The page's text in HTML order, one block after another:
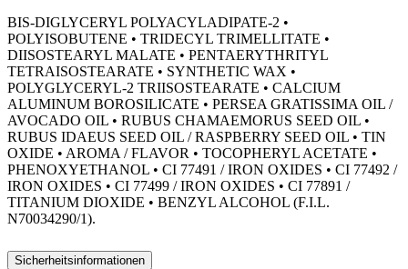
BIS-DIGLYCERYL POLYACYLADIPATE-2 •
POLYISOBUTENE • TRIDECYL TRIMELLITATE •
DIISOSTEARYL MALATE • PENTAERYTHRITYL
TETRAISOSTEARATE • SYNTHETIC WAX •
POLYGLYCERYL-2 TRIISOSTEARATE • CALCIUM
ALUMINUM BOROSILICATE • PERSEA GRATISSIMA OIL /
AVOCADO OIL • RUBUS CHAMAEMORUS SEED OIL •
RUBUS IDAEUS SEED OIL / RASPBERRY SEED OIL • TIN
OXIDE • AROMA / FLAVOR • TOCOPHERYL ACETATE •
PHENOXYETHANOL • CI 77491 / IRON OXIDES • CI 77492 /
IRON OXIDES • CI 77499 / IRON OXIDES • CI 77891 /
TITANIUM DIOXIDE • BENZYL ALCOHOL (F.I.L.
N70034290/1).
Sicherheitsinformationen